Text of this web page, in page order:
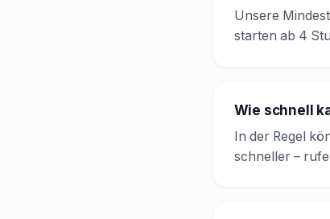
Unsere
starten ab 4
Wie schnell
In der Regel
schneller –